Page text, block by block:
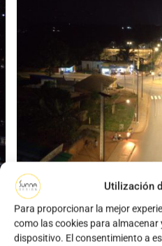
Utilización
Para proporcionar la mejor
como las cookies para
dispositivo. El consentimiento a